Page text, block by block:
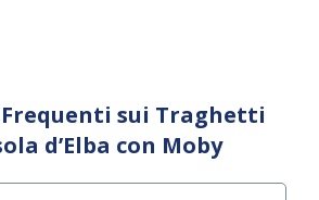
sui Traghetti
d’Elba con Moby